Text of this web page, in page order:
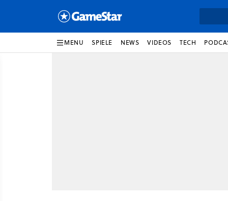
MENU SPIELE NEWS VIDEOS TECH